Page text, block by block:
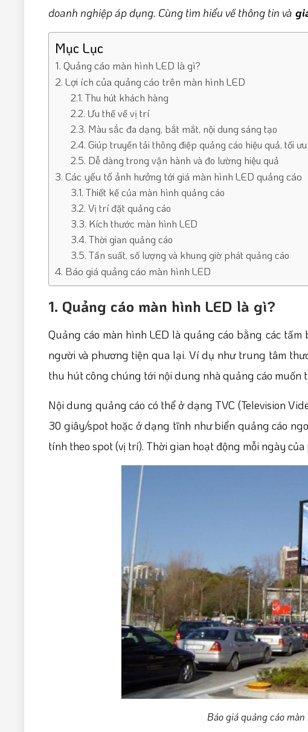
doanh nghiệp áp dụng. Cùng tìm hiểu về thông tin và
Mục Lục
1. Quảng cáo màn hình LED là gì?
2. Lợi ích của quảng cáo trên màn hình LED
2.1. Thu hút khách hàng
2.2. Ưu thế về vị trí
2.3. Màu sắc đa dạng, bắt mắt, nội dung sáng tạo
2.4. Giúp truyền tải thông điệp quảng cáo hiệu quả, tối ưu
2.5. Dễ dàng trong vận hành và đo lường hiệu quả
3. Các yếu tố ảnh hưởng tới giá màn hình LED quảng cáo
3.1. Thiết kế của màn hình quảng cáo
3.2. Vị trí đặt quảng cáo
3.3. Kích thước màn hình LED
3.4. Thời gian quảng cáo
3.5. Tần suất, số lượng và khung giờ phát quảng cáo
4. Báo giá quảng cáo màn hình LED
1. Quảng cáo màn hình LED là gì?
Quảng cáo màn hình LED là quảng cáo bằng các
người và phương tiện qua lại. Ví dụ như trung tâm
thu hút công chúng tới nội dung nhà quảng cáo muốn
Nội dung quảng cáo có thể ở dạng TVC (Television
30 giây/spot hoặc ở dạng tĩnh như biển quảng cáo
tính theo spot (vị trí). Thời gian hoạt động mỗi ngày
Báo giá quảng cáo